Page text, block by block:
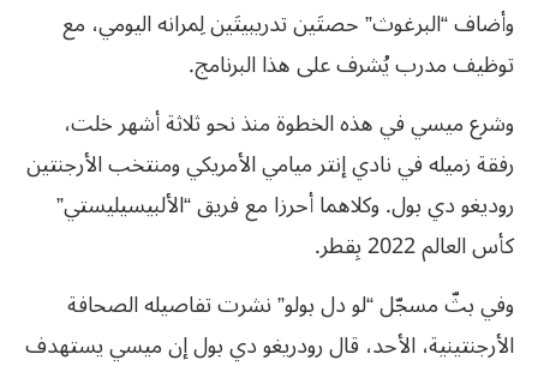
وأضاف “البرغوث” حصتَين تدريبيتَين لِمرانه اليومي، مع
توظيف مدرب يُشرف على هذا البرنامج.
وشرع ميسي في هذه الخطوة منذ نحو ثلاثة أشهر خلت،
رفقة زميله في نادي إنتر ميامي الأمريكي ومنتخب الأرجنتين
روديغو دي بول. وكلاهما أحرزا مع فريق “الألبيسيليستي”
كأس العالم 2022 بِقطر.
وفي بثّ مسجّل “لو دل بولو” نشرت تفاصيله الصحافة
الأرجنتينية، الأحد، قال رودريغو دي بول إن ميسي يستهدف